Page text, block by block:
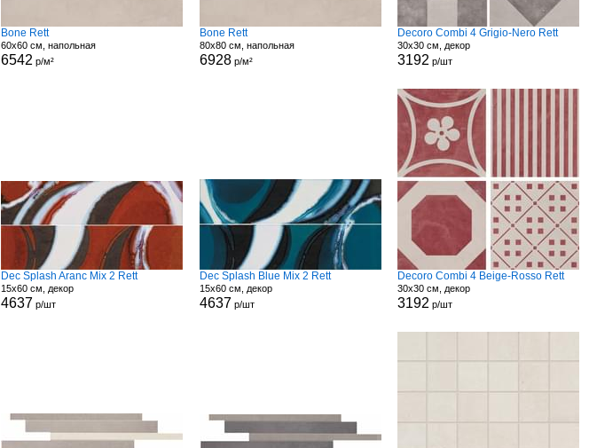
Bone Rett
60x60 см, напольная
6542 р/м²
Bone Rett
80x80 см, напольная
6928р/м²
Decoro Combi 4 Grigio-Nero Rett
30x30 см, декор
3192 р/шт
Dec Splash Aranc Mix 2 Rett
15x60 см, декор
4637 р/шт
Dec Splash Blue Mix 2 Rett
15x60 см, декор
4637 р/шт
Decoro Combi 4 Beige-Rosso Rett
30x30 см, декор
3192 р/шт